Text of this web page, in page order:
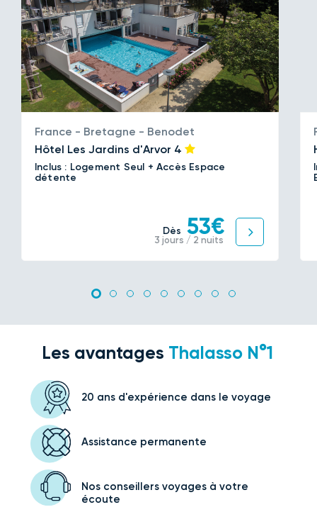
France - Bretagne - Benodet
Hôtel Les Jardins d'Arvor 4
Inclus : Logement Seul + Accès Espace
détente
Dès 53€
3 jours / 2 nuits
Les avantages Thalasso N°1
20 ans d'expérience dans le voyage
Assistance permanente
Nos conseillers voyagesà votre
écoute